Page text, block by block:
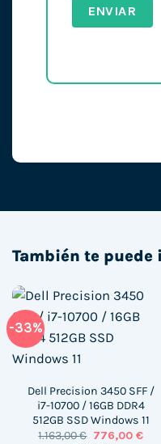
También te puede
-33%
Dell Precision 3450 SFF /
i7-10700 / 16GB DDR4
512GB SSD Windows 11
1.163,00€ El
776,00 €El